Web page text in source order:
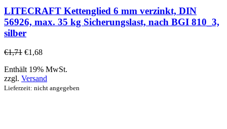
LITECRAFT Kettenglied 6 mm verzinkt, DIN
56926, max. 35 kg Sicherungslast, nach BGI 810_3,
silber
€1,71 €1,68
Enthält 19% MwSt.
zzgl. Versand
Lieferzeit: nicht angegeben